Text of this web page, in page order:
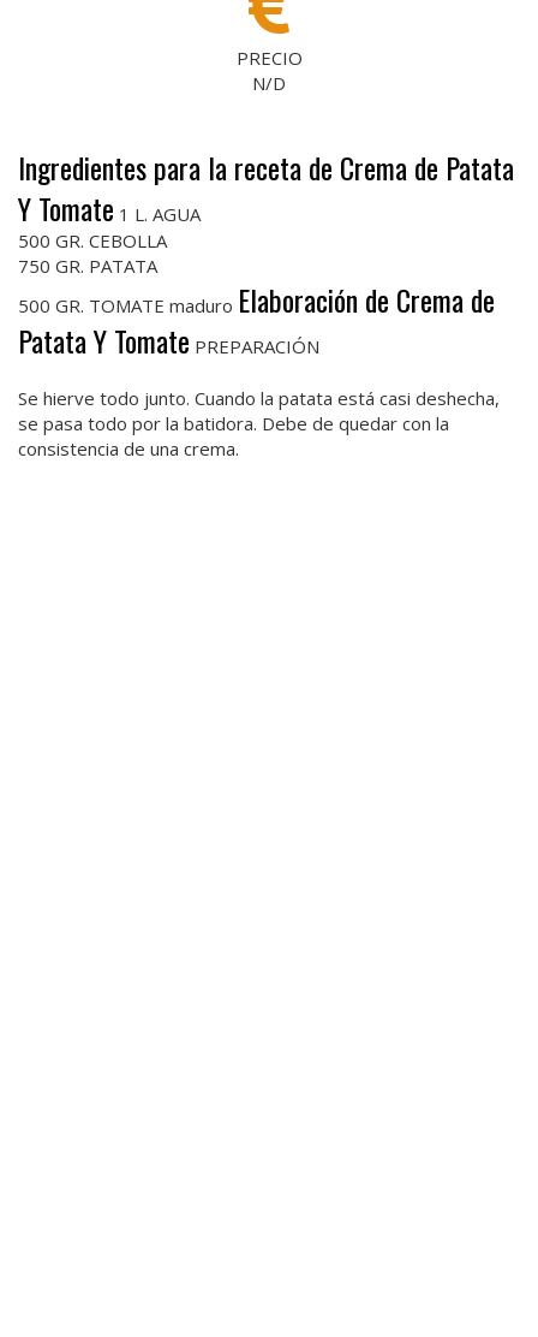
PRECIO
N/D
Ingredientes para la receta de Crema de Patata
Y Tomate 1 L. AGUA
500 GR. CEBOLLA
750 GR. PATATA
500 GR. TOMATE maduro Elaboración de Crema de
Patata Y Tomate PREPARACIÓN
Se hierve todo junto. Cuando la patata está casi deshecha,
se pasa todo por la batidora. Debe de quedar con la
consistencia de una crema.